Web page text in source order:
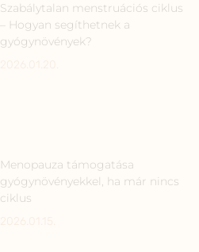
Szabálytalan menstruációs ciklus
– Hogyan segíthetnek a
gyógynövények?
Menopauza támogatása
gyógynövényekkel, ha már nincs
ciklus